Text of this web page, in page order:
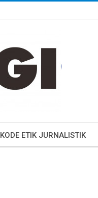
KODE ETIK JURNALISTIK